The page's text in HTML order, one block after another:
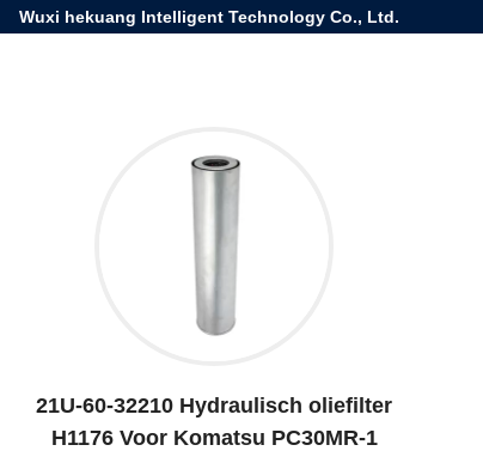
Wuxi hekuang Intelligent Technology Co., Ltd.
21U-60-32210 Hydraulisch oliefilter
H1176 Voor Komatsu PC30MR-1